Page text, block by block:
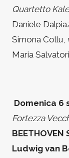
Quartetto
Daniele
Simona Collu,
Maria
Domenica 6
Fortezza
BEETHOVEN
Ludwig van